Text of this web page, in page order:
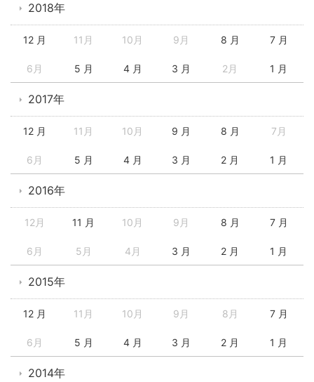
2018年
12 月 11月 10月 9月 8 月 7 月
6月 5 月 4 月 3 月 2月 1 月
2017年
12 月 11月 10月 9 月 8 月 7月
6月 5 月 4 月 3 月 2 月 1 月
2016年
12月 11 月 10月 9月 8 月 7 月
6月 5月 4月 3 月 2 月 1 月
2015年
12 月 11月 10月 9月 8月 7 月
6月 5 月 4 月 3 月 2 月 1 月
2014年